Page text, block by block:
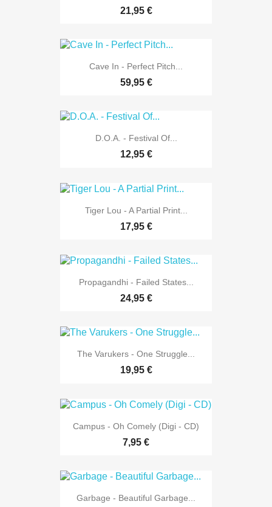
21,95 €
Cave In - Perfect Pitch...
59,95 €
D.O.A. - Festival Of...
12,95 €
Tiger Lou - A Partial Print...
17,95 €
Propagandhi - Failed States...
24,95 €
The Varukers - One Struggle...
19,95 €
Campus - Oh Comely (Digi - CD)
7,95 €
Garbage - Beautiful Garbage...